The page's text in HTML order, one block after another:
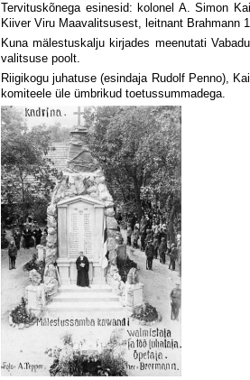
Tervituskõnega esinesid: kolonel A. Simon
Kiiver Viru Maavalitsusest, leitnant Brahmann
Kuna mälestuskalju kirjades meenutati
valitsuse poolt.
Riigikogu juhatuse (esindaja Rudolf Penno),
komiteele üle ümbrikud toetussummadega.